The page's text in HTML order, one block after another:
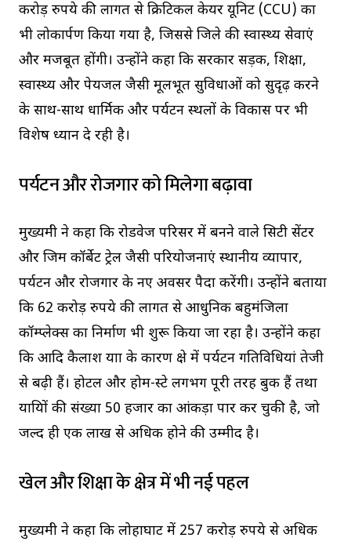
करोड़ रुपये की लागत से क्रिटिकल केयर यूनिट (CCU) का
भी लोकार्पण किया गया है, जिससे जिले की स्वास्थ्य सेवाएं
और मजबूत होंगी। उन्होंने कहा कि सरकार सड़क, शिक्षा,
स्वास्थ्य और पेयजल जैसी मूलभूत सुविधाओं को सुदृढ़ करने
के साथ-साथ धार्मिक और पर्यटन स्थलों के विकास पर भी
विशेष ध्यान दे रही है।
पर्यटन और रोजगार को मिलेगा बढ़ावा
मुख्यमंत्री ने कहा कि रोडवेज परिसर में बनने वाले सिटी सेंटर
और जिम कॉर्बेट ट्रेल जैसी परियोजनाएं स्थानीय व्यापार,
पर्यटन और रोजगार के नए अवसर पैदा करेंगी। उन्होंने बताया
कि 62 करोड़ रुपये की लागत से आधुनिक बहुमंजिला
कॉम्प्लेक्स का निर्माण भी शुरू किया जा रहा है। उन्होंने कहा
कि आदि कैलाश यात्रा के कारण क्षेत्र में पर्यटन गतिविधियां तेजी
से बढ़ी हैं। होटल और होम-स्टे लगभग पूरी तरह बुक हैं तथा
यात्रियों की संख्या 50 हजार का आंकड़ा पार कर चुकी है, जो
जल्द ही एक लाख से अधिक होने की उम्मीद है।
खेल और शिक्षा के क्षेत्र में भी नई पहल
मुख्यमंत्री ने कहा कि लोहाघाट में 257 करोड़ रुपये से अधिक